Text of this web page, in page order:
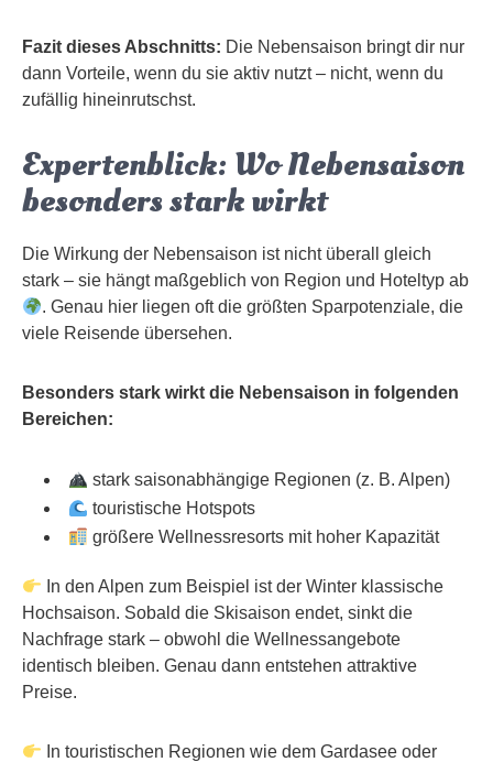
Fazit dieses Abschnitts: Die Nebensaison bringt dir nur
dann Vorteile, wenn du sie aktiv nutzt – nicht, wenn du
zufällig hineinrutschst.
Expertenblick: Wo Nebensaison
besonders stark wirkt
Die Wirkung der Nebensaison ist nicht überall gleich
stark – sie hängt maßgeblich von Region und Hoteltyp ab
. Genau hier liegen oft die größten Sparpotenziale, die
viele Reisende übersehen.
Besonders stark wirkt die Nebensaison in folgenden
Bereichen:
stark saisonabhängige Regionen (z. B. Alpen)
touristische Hotspots
größere Wellnessresorts mit hoher Kapazität
In den Alpen zum Beispiel ist der Winter klassische
Hochsaison. Sobald die Skisaison endet, sinkt die
Nachfrage stark – obwohl die Wellnessangebote
identisch bleiben. Genau dann entstehen attraktive
Preise.
In touristischen Regionen wie dem Gardasee oder